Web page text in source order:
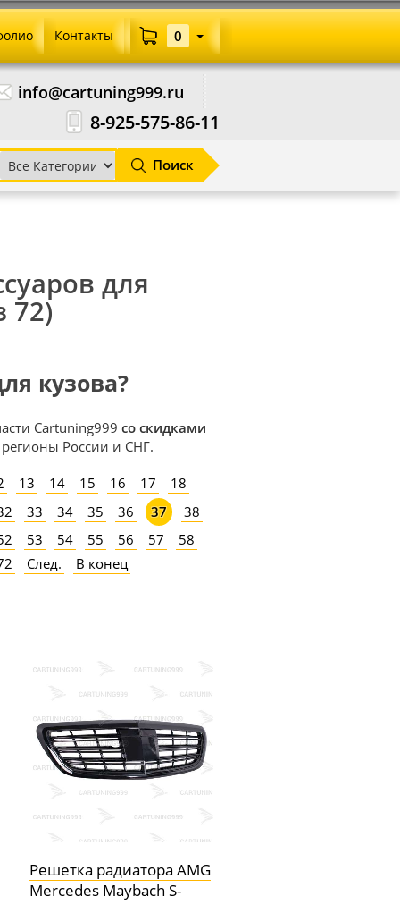
info@cartuning999.ru
8-925-575-86-11
Поиск
Контакты 0
для
72)
кузова?
Cartuning999 со скидками
России и СНГ.
13 14 15 16 17
18
33 34 35 36 37
38
53 54 55 56 57
58
След. В конец
Решетка радиатора AMG
Mercedes Maybach S-